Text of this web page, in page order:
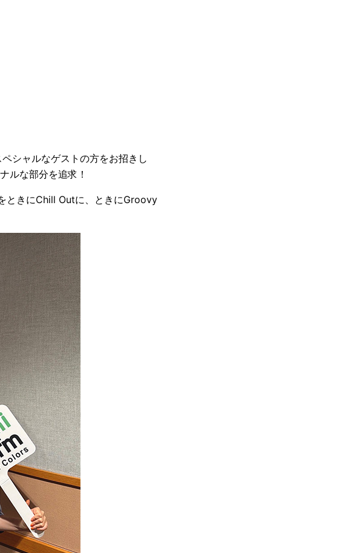
シャルなゲストの方をお招きし
ルな部分を追求！
ときにChill Outに、ときにGroovy